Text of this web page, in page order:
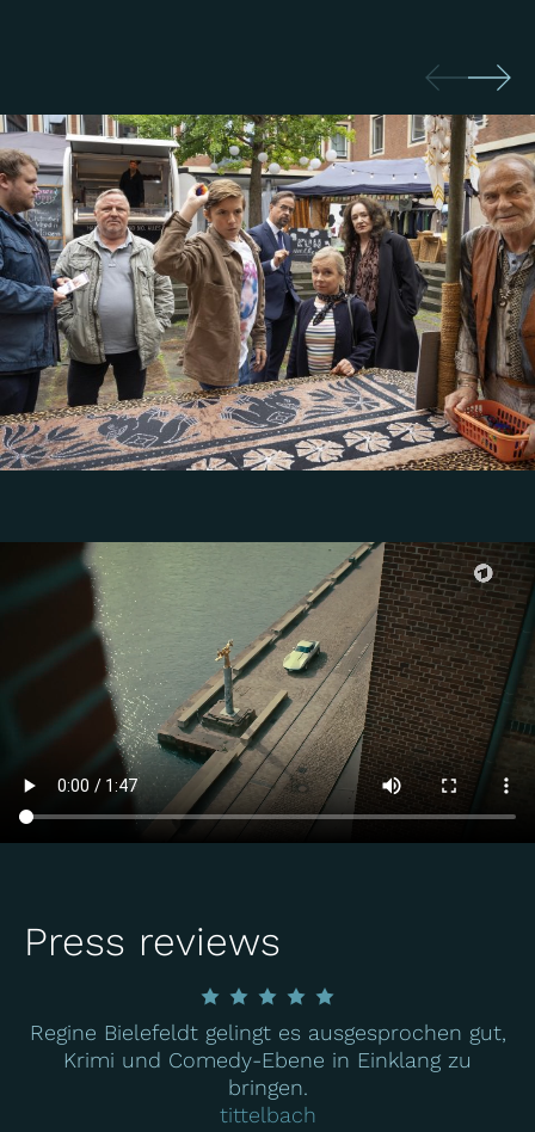
Press reviews
Regine Bielefeldt gelingt es ausgesprochen gut,
Krimi und Comedy-Ebene in Einklang zu
bringen.
tittelbach